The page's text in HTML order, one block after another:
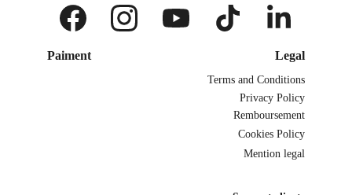
Remboursement
Terms and Conditions
Privacy Policy
Cookies Policy
Mention legal
Legal
Paiment